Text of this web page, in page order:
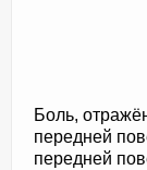
Боль,
передней
передней